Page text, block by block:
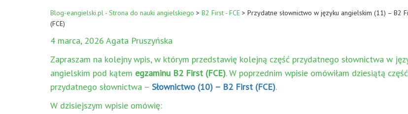
Blog-eangielski.pl - Strona do nauki angielskiego > B2 First - FCE > Przydatne słownictwo w języku angielskim (11) – B2
(FCE)
4 marca, 2026 Agata Pruszyńska
Zapraszam na kolejny wpis, w którym przedstawię kolejną część przydatnego słownictwa w
angielskim pod kątem egzaminu B2 First (FCE). W poprzednim wpisie omówiłam dziesiątą część
przydatnego słownictwa – Słownictwo (10) – B2 First (FCE).
W dzisiejszym wpisie omówię: